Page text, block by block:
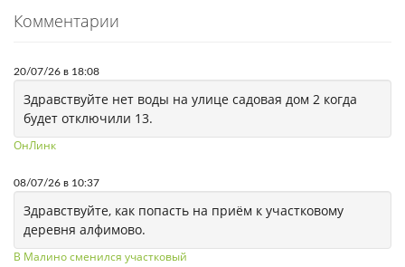
Комментарии
20/07/26 в 18:08
Здравствуйте нет воды на улице садовая дом 2 когда
будет отключили 13.
ОнЛинк
08/07/26 в 10:37
Здравствуйте, как попасть на приём к участковому
деревня алфимово.
В Малино сменился участковый